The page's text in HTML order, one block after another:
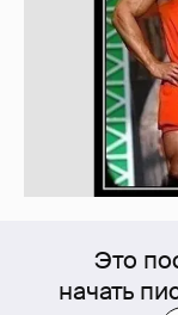
Это
начать